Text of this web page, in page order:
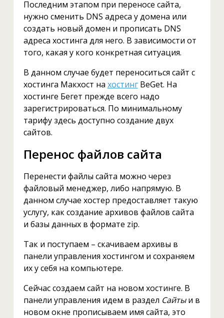
Последним этапом при переносе сайта,
нужно сменить DNS адреса у домена или
создать новый домен и прописать DNS
адреса хостинга для него. В зависимости от
того, какая у кого конкретная ситуация.
В данном случае будет переноситься сайт с
хостинга Макхост на хостингBeGet. На
хостинге Бегет прежде всего надо
зарегистрироваться. По минимальному
тарифу здесь доступно создание двух
сайтов.
Перенос файлов сайта
Перенести файлы сайта можно через
файловый менеджер, либо напрямую. В
данном случае хостер предоставляет такую
услугу, как создание архивов файлов сайта
и базы данных в формате zip.
Так и поступаем – скачиваем архивы в
панели управления хостингом и сохраняем
их у себя на компьютере.
Сейчас создаем сайт на новом хостинге. В
панели управления идем в раздел Сайтыи в
новом окне прописываем имя сайта, это